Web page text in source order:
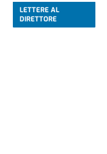
LETTERE AL
DIRETTORE